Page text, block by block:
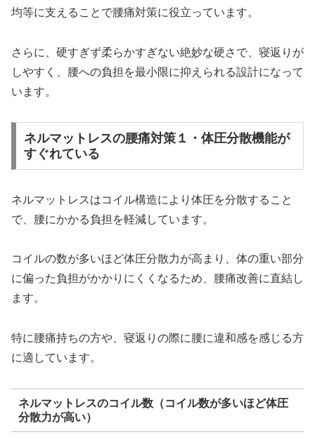
均等に支えることで腰痛対策に役立っています。
さらに、硬すぎず柔らかすぎない絶妙な硬さで、寝返りが
しやすく、腰への負担を最小限に抑えられる設計になって
います。
ネルマットレスの腰痛対策１・体圧分散機能が
すぐれている
ネルマットレスはコイル構造により体圧を分散すること
で、腰にかかる負担を軽減しています。
コイルの数が多いほど体圧分散力が高まり、体の重い部分
に偏った負担がかかりにくくなるため、腰痛改善に直結し
ます。
特に腰痛持ちの方や、寝返りの際に腰に違和感を感じる方
に適しています。
ネルマットレスのコイル数（コイル数が多いほど体圧
分散力が高い）